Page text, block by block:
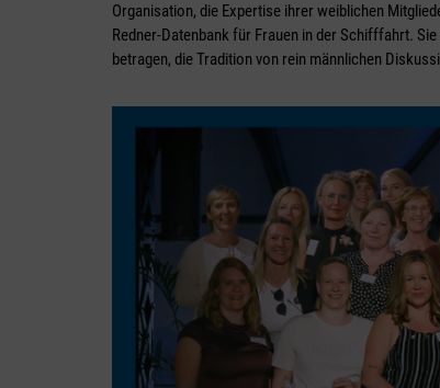
Organisation, die Expertise ihrer weiblichen
Redner-Datenbank für Frauen in der Schifffahrt.
betragen, die Tradition von rein männlichen